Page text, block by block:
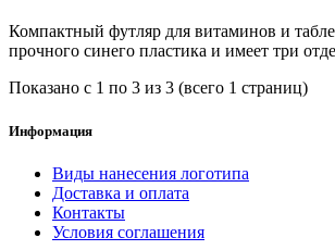
Компактный футляр для витаминов и
прочного синего пластика и имеет три
Показано с 1 по 3 из 3 (всего 1 страниц)
Информация
Виды нанесения логотипа
Доставка и оплата
Контакты
Условия соглашения